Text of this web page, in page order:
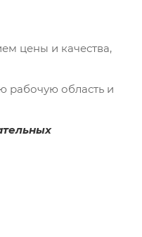
цены и качества,
рабочую область и